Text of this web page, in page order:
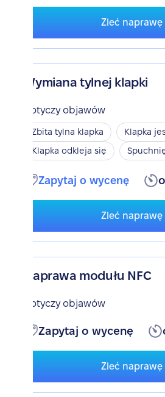
Zleć naprawę
Wymiana tylnej klapki
Dotyczy objawów
Zbita tylna klapka
Klapka
Klapka odkleja się
Zapytaj o wycenę
Zleć naprawę
Naprawa modułu NFC
Dotyczy objawów
Zapytaj o wycenę
Zleć naprawę